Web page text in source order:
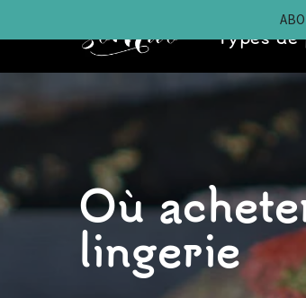
au
contenu
Types de
Où
lingerie